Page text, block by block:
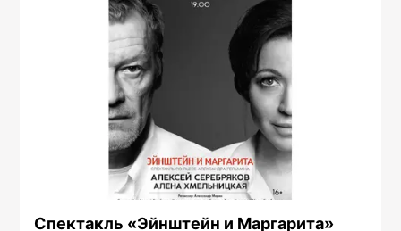
Спектакль «Эйнштейн и Маргарита»